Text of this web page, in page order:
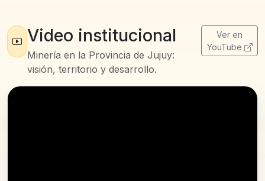
Video institucional
Minería en la Provincia de Jujuy:
visión, territorio y desarrollo.
Ver en
YouTube